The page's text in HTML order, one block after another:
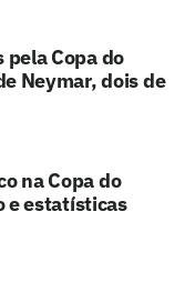
pela Copa do
Neymar, dois de
na Copa do
e estatísticas